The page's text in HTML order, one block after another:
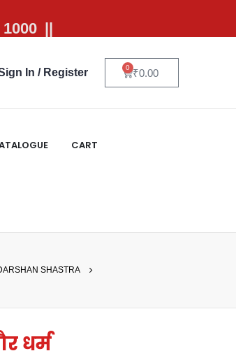
||
In / Register ₹0.00
0
CART
SHASTRA
धर्म